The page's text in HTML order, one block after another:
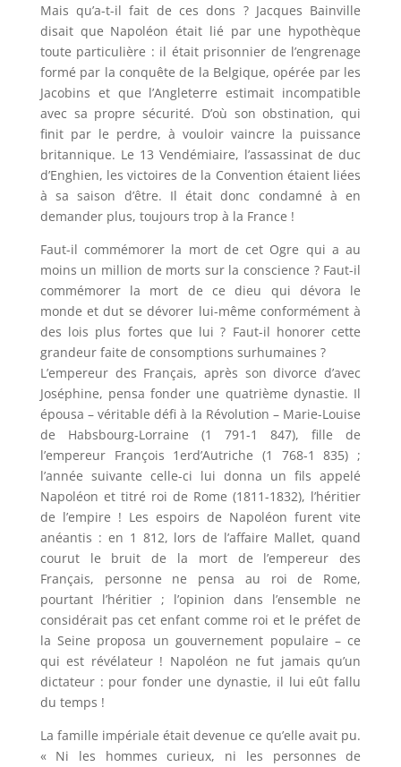
Mais qu’a-t-il fait de ces dons ? Jacques Bainville
disait que Napoléon était lié par une hypothèque
toute particulière : il était prisonnier de l’engrenage
formé par la conquête de la Belgique, opérée par les
Jacobins et que l’Angleterre estimait incompatible
avec sa propre sécurité. D’où son obstination, qui
finit par le perdre, à vouloir vaincre la puissance
britannique. Le 13 Vendémiaire, l’assassinat de duc
d’Enghien, les victoires de la Convention étaient liées
à sa saison d’être. Il était donc condamné à en
demander plus, toujours trop à la France !
Faut-il commémorer la mort de cet Ogre qui a au
moins un million de morts sur la conscience ? Faut-il
commémorer la mort de ce dieu qui dévora le
monde et dut se dévorer lui-même conformément à
des lois plus fortes que lui ? Faut-il honorer cette
grandeur faite de consomptions surhumaines ?
L’empereur des Français, après son divorce d’avec
Joséphine, pensa fonder une quatrième dynastie. Il
épousa – véritable défi à la Révolution – Marie-Louise
de Habsbourg-Lorraine (1 791-1 847), fille de
l’empereur François 1erd’Autriche (1 768-1 835) ;
l’année suivante celle-ci lui donna un fils appelé
Napoléon et titré roi de Rome (1811-1832), l’héritier
de l’empire ! Les espoirs de Napoléon furent vite
anéantis : en 1 812, lors de l’affaire Mallet, quand
courut le bruit de la mort de l’empereur des
Français, personne ne pensa au roi de Rome,
pourtant l’héritier ; l’opinion dans l’ensemble ne
considérait pas cet enfant comme roi et le préfet de
la Seine proposa un gouvernement populaire – ce
qui est révélateur ! Napoléon ne fut jamais qu’un
dictateur : pour fonder une dynastie, il lui eût fallu
du temps !
La famille impériale était devenue ce qu’elle avait pu.
« Ni les hommes curieux, ni les personnes de